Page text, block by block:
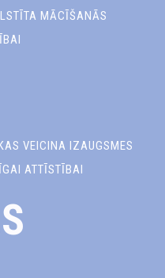
MĀCĪŠANĀS
VEICINA IZAUGSMES
ATTĪSTĪBAI